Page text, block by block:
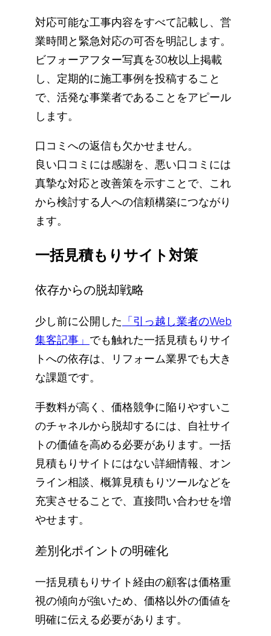
対応可能な工事内容をすべて記載し、営
業時間と緊急対応の可否を明記します。
ビフォーアフター写真を30枚以上掲載
し、定期的に施工事例を投稿すること
で、活発な事業者であることをアピール
します。
口コミへの返信も欠かせません。
良い口コミには感謝を、悪い口コミには
真摯な対応と改善策を示すことで、これ
から検討する人への信頼構築につながり
ます。
一括見積もりサイト対策
依存からの脱却戦略
少し前に公開した 「引っ越し業者のWeb
集客記事」 でも触れた一括見積もりサイ
トへの依存は、リフォーム業界でも大き
な課題です。
手数料が高く、価格競争に陥りやすいこ
のチャネルから脱却するには、自社サイ
トの価値を高める必要があります。一括
見積もりサイトにはない詳細情報、オン
ライン相談、概算見積もりツールなどを
充実させることで、直接問い合わせを増
やせます。
差別化ポイントの明確化
一括見積もりサイト経由の顧客は価格重
視の傾向が強いため、価格以外の価値を
明確に伝える必要があります。